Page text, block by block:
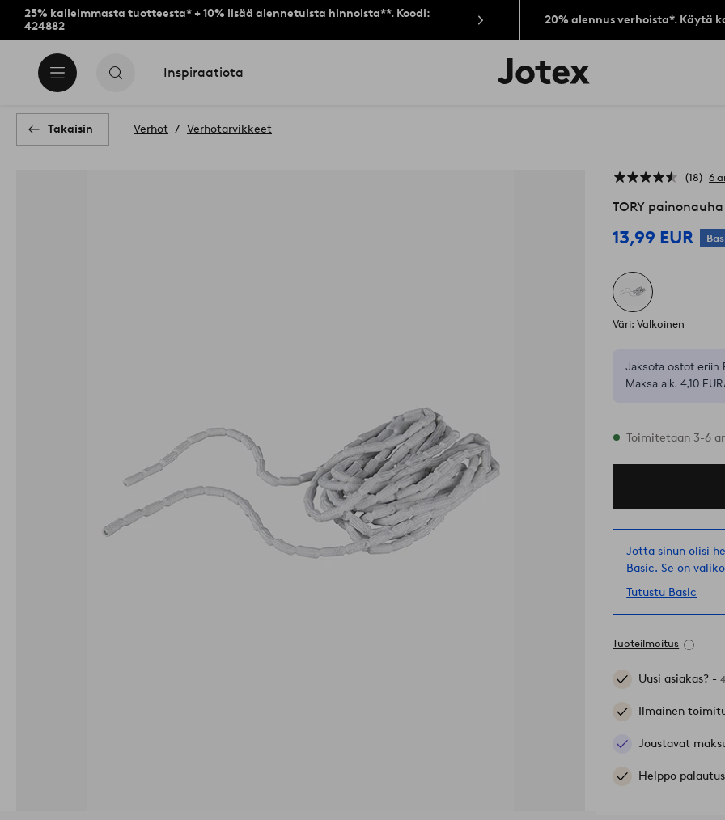
25% kalleimmasta tuotteesta* + 10% lisää alennetuista hinnoista**. Koodi:
424882
20% alennus verhoista*. Käytä
Inspiraatiota
Jotex-
logo
Takaisin Verhot Verhotarvikkeet
18 6
TORY painonauha
13,99 EUR
Väri: Valkoinen
Jaksota ostot eriin
Maksa alk. 4,10
Varastossa
Toimitetaan 3-6
Jotta sinun olisi
Basic. Se on
Tutustu Basic
Tuoteilmoitus
Uusi asiakas? -
Ilmainen
Joustavat
Helppo